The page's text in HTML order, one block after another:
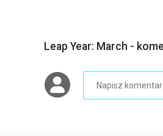
Leap Year: March -